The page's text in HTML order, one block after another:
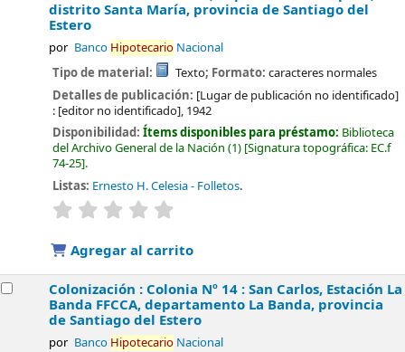
distrito Santa María, provincia de Santiago del
Estero
por Banco HipotecarioNacional
Tipo de material: Texto; Formato: caracteres normales
Detalles de publicación: [Lugar de publicación no identificado]
: [editor no identificado], 1942
Disponibilidad:Ítems disponibles para préstamo: Biblioteca
del Archivo General de la Nación (1) Signatura topográfica: EC.f
74-25 .
Listas: Ernesto H. Celesia - Folletos.
valoración
Agregar al carrito
Colonización : Colonia Nº 14 : San Carlos, Estación La
Banda FFCCA, departamento La Banda, provincia
de Santiago del Estero
por Banco HipotecarioNacional